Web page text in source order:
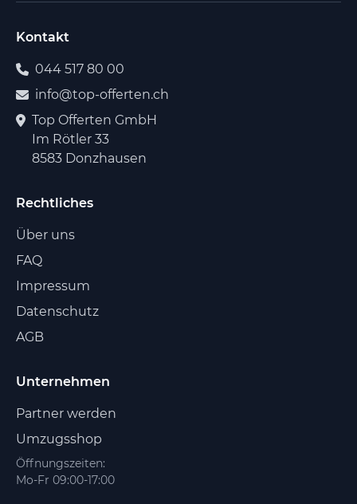
Kontakt
044 517 80 00
info@top-offerten.ch
Top Offerten GmbH
Im Rötler 33
8583 Donzhausen
Rechtliches
Über uns
FAQ
Impressum
Datenschutz
AGB
Unternehmen
Partner werden
Umzugsshop
Öffnungszeiten:
Mo-Fr 09:00-17:00